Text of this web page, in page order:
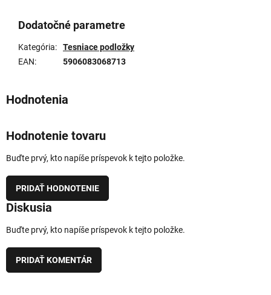
Dodatočné parametre
Kategória:
Tesniace podložky
EAN: 5906083068713
Hodnotenie tovaru
Buďte prvý, kto napíše príspevok k tejto položke.
PRIDAŤ HODNOTENIE
Diskusia
Buďte prvý, kto napíše príspevok k tejto položke.
PRIDAŤ KOMENTÁR